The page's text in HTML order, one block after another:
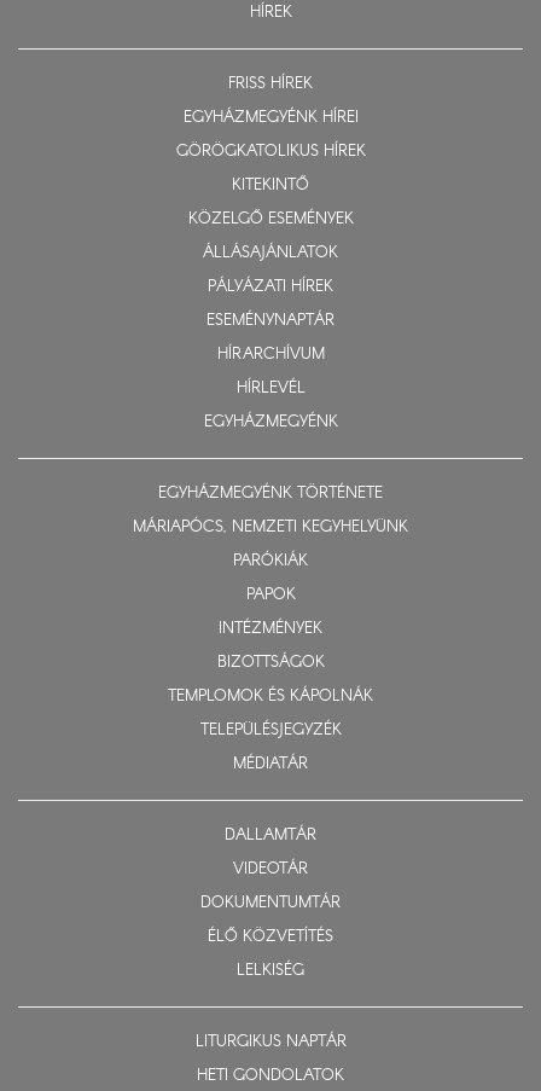
HÍREK
FRISS HÍREK
EGYHÁZMEGYÉNK HÍREI
GÖRÖGKATOLIKUS HÍREK
KITEKINTŐ
KÖZELGŐ ESEMÉNYEK
ÁLLÁSAJÁNLATOK
PÁLYÁZATI HÍREK
ESEMÉNYNAPTÁR
HÍRARCHÍVUM
HÍRLEVÉL
EGYHÁZMEGYÉNK
EGYHÁZMEGYÉNK TÖRTÉNETE
MÁRIAPÓCS, NEMZETI KEGYHELYÜNK
PARÓKIÁK
PAPOK
INTÉZMÉNYEK
BIZOTTSÁGOK
TEMPLOMOK ÉS KÁPOLNÁK
TELEPÜLÉSJEGYZÉK
MÉDIATÁR
DALLAMTÁR
VIDEOTÁR
DOKUMENTUMTÁR
ÉLŐ KÖZVETÍTÉS
LELKISÉG
LITURGIKUS NAPTÁR
HETI GONDOLATOK